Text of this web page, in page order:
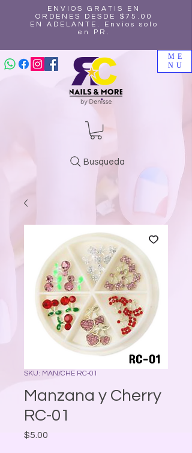
ENVIOS GRATIS EN
ORDENES DESDE $75.00
EN ADELANTE. Envíos solo
en PR.
ME
NU
Busqueda
SKU: MAN/CHE RC-01
Manzana y Cherry
RC-01
$5.00